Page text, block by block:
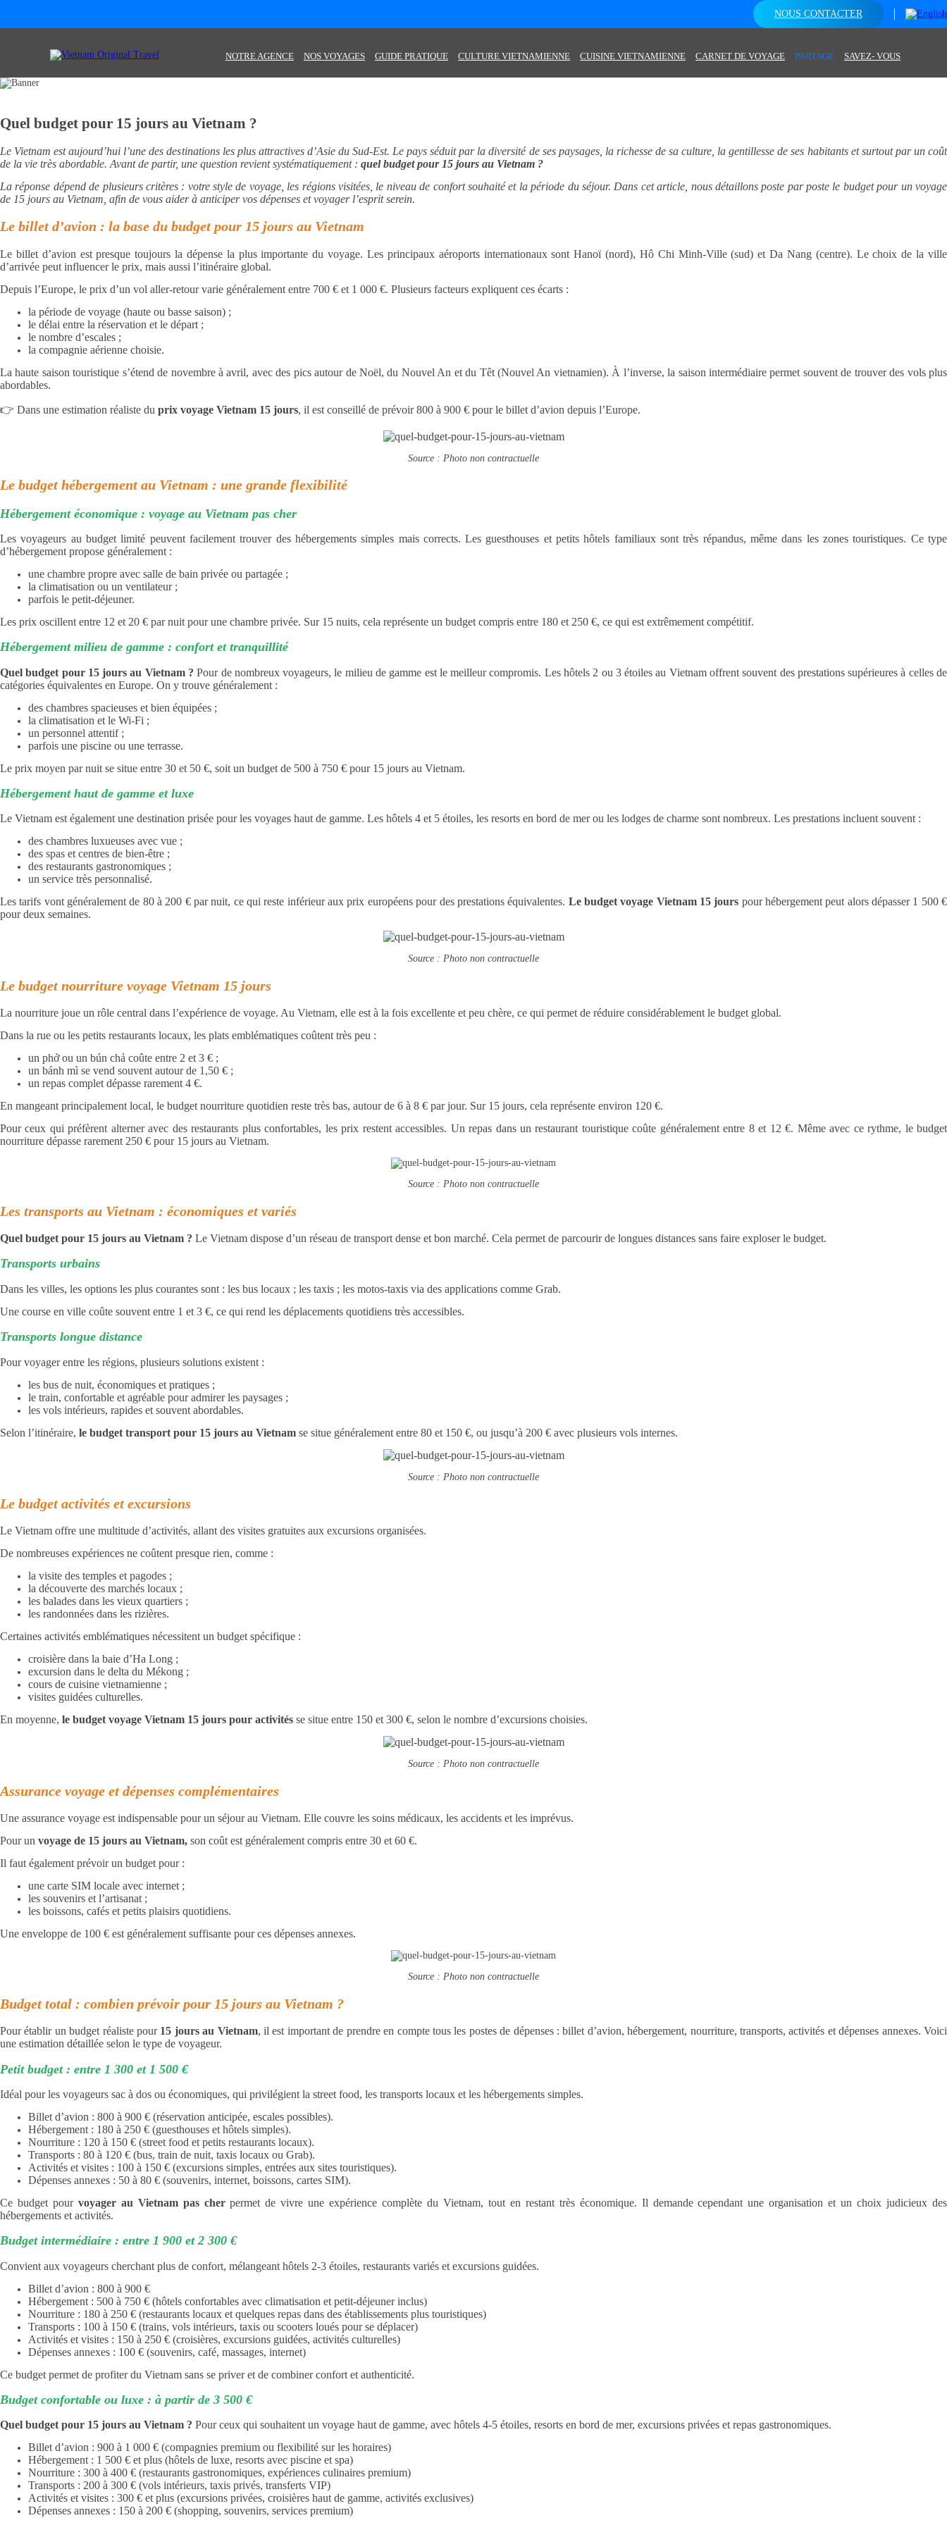
NOUS CONTACTER
NOTRE AGENCE NOS VOYAGES GUIDE PRATIQUE CULTURE VIETNAMIENNE CUISINE VIETNAMIENNE CARNET DE VOYAGE PARTAGE SAVEZ- VOUS
Quel budget pour 15 jours au Vietnam ?
Le Vietnam est aujourd’hui l’une des destinations les plus attractives d’Asie du Sud-Est. Le pays séduit par la diversité de ses paysages, la richesse de sa culture, la gentillesse de ses habitants et surtout par un coût
de la vie très abordable. Avant de partir, une question revient systématiquement : quel budget pour 15 jours au Vietnam ?
La réponse dépend de plusieurs critères : votre style de voyage, les régions visitées, le niveau de confort souhaité et la période du séjour. Dans cet article, nous détaillons poste par poste le budget pour un voyage
de 15 jours au Vietnam, afin de vous aider à anticiper vos dépenses et voyager l’esprit serein.
Le billet d’avion : la base du budget pour 15 jours au Vietnam
Le billet d’avion est presque toujours la dépense la plus importante du voyage. Les principaux aéroports internationaux sont Hanoï (nord), Hô Chi Minh-Ville (sud) et Da Nang (centre). Le choix de la ville
d’arrivée peut influencer le prix, mais aussi l’itinéraire global.
Depuis l’Europe, le prix d’un vol aller-retour varie généralement entre 700 € et 1 000 €. Plusieurs facteurs expliquent ces écarts :
la période de voyage (haute ou basse saison) ;
le délai entre la réservation et le départ ;
le nombre d’escales ;
la compagnie aérienne choisie.
La haute saison touristique s’étend de novembre à avril, avec des pics autour de Noël, du Nouvel An et du Têt (Nouvel An vietnamien). À l’inverse, la saison intermédiaire permet souvent de trouver des vols plus
abordables.
👉 Dans une estimation réaliste du prix voyage Vietnam 15 jours, il est conseillé de prévoir 800 à 900 € pour le billet d’avion depuis l’Europe.
Source : Photo non contractuelle
Le budget hébergement au Vietnam : une grande flexibilité
Hébergement économique : voyage au Vietnam pas cher
Les voyageurs au budget limité peuvent facilement trouver des hébergements simples mais corrects. Les guesthouses et petits hôtels familiaux sont très répandus, même dans les zones touristiques. Ce type
d’hébergement propose généralement :
une chambre propre avec salle de bain privée ou partagée ;
la climatisation ou un ventilateur ;
parfois le petit-déjeuner.
Les prix oscillent entre 12 et 20 € par nuit pour une chambre privée. Sur 15 nuits, cela représente un budget compris entre 180 et 250 €, ce qui est extrêmement compétitif.
Hébergement milieu de gamme : confort et tranquillité
Quel budget pour 15 jours au Vietnam ? Pour de nombreux voyageurs, le milieu de gamme est le meilleur compromis. Les hôtels 2 ou 3 étoiles au Vietnam offrent souvent des prestations supérieures à celles de
catégories équivalentes en Europe. On y trouve généralement :
des chambres spacieuses et bien équipées ;
la climatisation et le Wi-Fi ;
un personnel attentif ;
parfois une piscine ou une terrasse.
Le prix moyen par nuit se situe entre 30 et 50 €, soit un budget de 500 à 750 € pour 15 jours au Vietnam.
Hébergement haut de gamme et luxe
Le Vietnam est également une destination prisée pour les voyages haut de gamme. Les hôtels 4 et 5 étoiles, les resorts en bord de mer ou les lodges de charme sont nombreux. Les prestations incluent souvent :
des chambres luxueuses avec vue ;
des spas et centres de bien-être ;
des restaurants gastronomiques ;
un service très personnalisé.
Les tarifs vont généralement de 80 à 200 € par nuit, ce qui reste inférieur aux prix européens pour des prestations équivalentes. Le budget voyage Vietnam 15 jours pour hébergement peut alors dépasser 1 500 €
pour deux semaines.
Source : Photo non contractuelle
Le budget nourriture voyage Vietnam 15 jours
La nourriture joue un rôle central dans l’expérience de voyage. Au Vietnam, elle est à la fois excellente et peu chère, ce qui permet de réduire considérablement le budget global.
Dans la rue ou les petits restaurants locaux, les plats emblématiques coûtent très peu :
un phở ou un bún chả coûte entre 2 et 3 € ;
un bánh mì se vend souvent autour de 1,50 € ;
un repas complet dépasse rarement 4 €.
En mangeant principalement local, le budget nourriture quotidien reste très bas, autour de 6 à 8 € par jour. Sur 15 jours, cela représente environ 120 €.
Pour ceux qui préfèrent alterner avec des restaurants plus confortables, les prix restent accessibles. Un repas dans un restaurant touristique coûte généralement entre 8 et 12 €. Même avec ce rythme, le budget
nourriture dépasse rarement 250 € pour 15 jours au Vietnam.
Source : Photo non contractuelle
Les transports au Vietnam : économiques et variés
Quel budget pour 15 jours au Vietnam ? Le Vietnam dispose d’un réseau de transport dense et bon marché. Cela permet de parcourir de longues distances sans faire exploser le budget.
Transports urbains
Dans les villes, les options les plus courantes sont : les bus locaux ; les taxis ; les motos-taxis via des applications comme Grab.
Une course en ville coûte souvent entre 1 et 3 €, ce qui rend les déplacements quotidiens très accessibles.
Transports longue distance
Pour voyager entre les régions, plusieurs solutions existent :
les bus de nuit, économiques et pratiques ;
le train, confortable et agréable pour admirer les paysages ;
les vols intérieurs, rapides et souvent abordables.
Selon l’itinéraire, le budget transport pour 15 jours au Vietnam se situe généralement entre 80 et 150 €, ou jusqu’à 200 € avec plusieurs vols internes.
Source : Photo non contractuelle
Le budget activités et excursions
Le Vietnam offre une multitude d’activités, allant des visites gratuites aux excursions organisées.
De nombreuses expériences ne coûtent presque rien, comme :
la visite des temples et pagodes ;
la découverte des marchés locaux ;
les balades dans les vieux quartiers ;
les randonnées dans les rizières.
Certaines activités emblématiques nécessitent un budget spécifique :
croisière dans la baie d’Ha Long ;
excursion dans le delta du Mékong ;
cours de cuisine vietnamienne ;
visites guidées culturelles.
En moyenne, le budget voyage Vietnam 15 jours pour activités se situe entre 150 et 300 €, selon le nombre d’excursions choisies.
Source : Photo non contractuelle
Assurance voyage et dépenses complémentaires
Une assurance voyage est indispensable pour un séjour au Vietnam. Elle couvre les soins médicaux, les accidents et les imprévus.
Pour un voyage de 15 jours au Vietnam, son coût est généralement compris entre 30 et 60 €.
Il faut également prévoir un budget pour :
une carte SIM locale avec internet ;
les souvenirs et l’artisanat ;
les boissons, cafés et petits plaisirs quotidiens.
Une enveloppe de 100 € est généralement suffisante pour ces dépenses annexes.
Source : Photo non contractuelle
Budget total : combien prévoir pour 15 jours au Vietnam ?
Pour établir un budget réaliste pour 15 jours au Vietnam, il est important de prendre en compte tous les postes de dépenses : billet d’avion, hébergement, nourriture, transports, activités et dépenses annexes. Voici
une estimation détaillée selon le type de voyageur.
Petit budget : entre 1 300 et 1 500 €
Idéal pour les voyageurs sac à dos ou économiques, qui privilégient la street food, les transports locaux et les hébergements simples.
Billet d’avion : 800 à 900 € (réservation anticipée, escales possibles).
Hébergement : 180 à 250 € (guesthouses et hôtels simples).
Nourriture : 120 à 150 € (street food et petits restaurants locaux).
Transports : 80 à 120 € (bus, train de nuit, taxis locaux ou Grab).
Activités et visites : 100 à 150 € (excursions simples, entrées aux sites touristiques).
Dépenses annexes : 50 à 80 € (souvenirs, internet, boissons, cartes SIM).
Ce budget pour voyager au Vietnam pas cherpermet de vivre une expérience complète du Vietnam, tout en restant très économique. Il demande cependant une organisation et un choix judicieux des
hébergements et activités.
Budget intermédiaire : entre 1 900 et 2 300 €
Convient aux voyageurs cherchant plus de confort, mélangeant hôtels 2-3 étoiles, restaurants variés et excursions guidées.
Billet d’avion : 800 à 900 €
Hébergement : 500 à 750 € (hôtels confortables avec climatisation et petit-déjeuner inclus)
Nourriture : 180 à 250 € (restaurants locaux et quelques repas dans des établissements plus touristiques)
Transports : 100 à 150 € (trains, vols intérieurs, taxis ou scooters loués pour se déplacer)
Activités et visites : 150 à 250 € (croisières, excursions guidées, activités culturelles)
Dépenses annexes : 100 € (souvenirs, café, massages, internet)
Ce budget permet de profiter du Vietnam sans se priver et de combiner confort et authenticité.
Budget confortable ou luxe : à partir de 3 500 €
Quel budget pour 15 jours au Vietnam ? Pour ceux qui souhaitent un voyage haut de gamme, avec hôtels 4-5 étoiles, resorts en bord de mer, excursions privées et repas gastronomiques.
Billet d’avion : 900 à 1 000 € (compagnies premium ou flexibilité sur les horaires)
Hébergement : 1 500 € et plus (hôtels de luxe, resorts avec piscine et spa)
Nourriture : 300 à 400 € (restaurants gastronomiques, expériences culinaires premium)
Transports : 200 à 300 € (vols intérieurs, taxis privés, transferts VIP)
Activités et visites : 300 € et plus (excursions privées, croisières haut de gamme, activités exclusives)
Dépenses annexes : 150 à 200 € (shopping, souvenirs, services premium)